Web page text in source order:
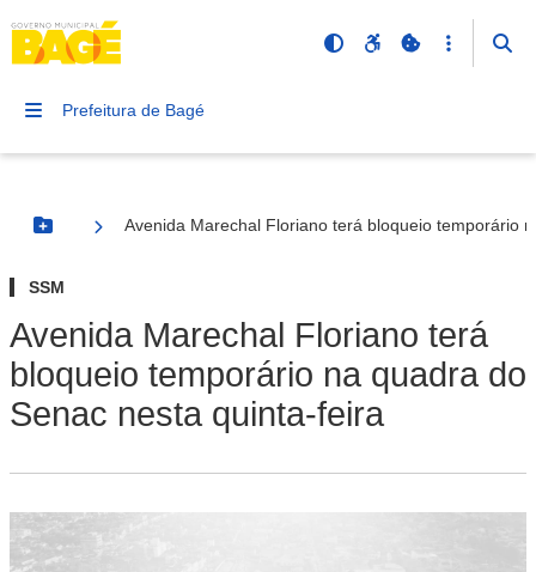
Prefeitura de Bagé
Botão Menu
Avenida Marechal Floriano terá bloqueio temporário
SSM
Avenida Marechal Floriano terá
bloqueio temporário na quadra do
Senac nesta quinta-feira